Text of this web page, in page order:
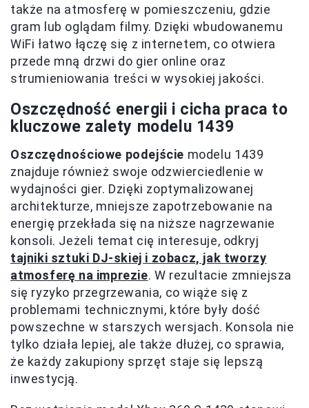
także na atmosferę w pomieszczeniu, gdzie
gram lub oglądam filmy. Dzięki wbudowanemu
WiFi łatwo łączę się z internetem, co otwiera
przede mną drzwi do gier online oraz
strumieniowania treści w wysokiej jakości.
Oszczędność energii i cicha praca to
kluczowe zalety modelu 1439
Oszczędnościowe podejście modelu 1439
znajduje również swoje odzwierciedlenie w
wydajności gier. Dzięki zoptymalizowanej
architekturze, mniejsze zapotrzebowanie na
energię przekłada się na niższe nagrzewanie
konsoli. Jeżeli temat cię interesuje, odkryj
tajniki sztuki DJ-skiej i zobacz, jak tworzy
atmosferę na imprezie. W rezultacie zmniejsza
się ryzyko przegrzewania, co wiąże się z
problemami technicznymi, które były dość
powszechne w starszych wersjach. Konsola nie
tylko działa lepiej, ale także dłużej, co sprawia,
że każdy zakupiony sprzęt staje się lepszą
inwestycją.